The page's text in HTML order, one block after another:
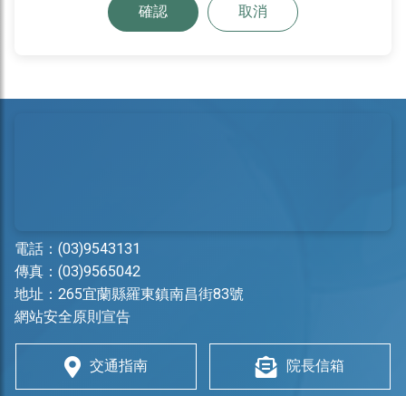
確認 取消
電話： (03)9543131
傳真：(03)9565042
地址： 265宜蘭縣羅東鎮南昌街83號
網站安全原則宣告
交通指南 院長信箱